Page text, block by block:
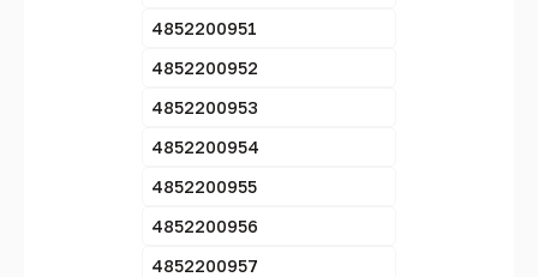
4852200951
4852200952
4852200953
4852200954
4852200955
4852200956
4852200957